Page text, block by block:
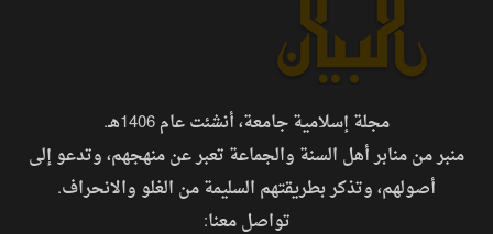
مجلة إسلامية جامعة، أنشئت عام 1406هـ.
منبر من منابر أهل السنة والجماعة تعبر عن منهجهم، وتدعو إلى
أصولهم، وتذكر بطريقتهم السليمة من الغلو والانحراف.
تواصل معنا: